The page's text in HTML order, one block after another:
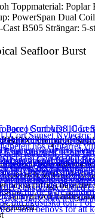
Toppmaterial:
PowerSpan Dual
B505 Strängar: 5-
Seafloor Burst
Tropical
och bekvämt
och fantastisk
också biffiga
sällsynt och